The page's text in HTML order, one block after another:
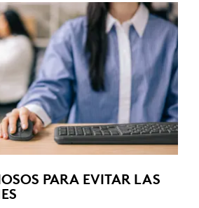
PARA EVITAR LAS